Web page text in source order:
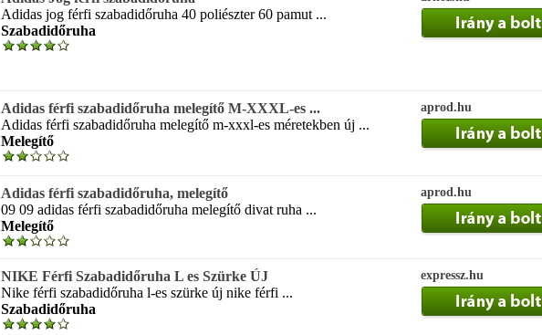
Adidas jog férfi szabadidőruha 40 poliészter 60 pamut ...
Szabadidőruha
Adidas férfi szabadidőruha melegítő M-XXXL-es ...
Adidas férfi szabadidőruha melegítő m-xxxl-es méretekben új ...
Melegítő
aprod.hu
Adidas férfi szabadidőruha, melegítő
09 09 adidas férfi szabadidőruha melegítő divat ruha ...
Melegítő
aprod.hu
NIKE Férfi Szabadidőruha L es Szürke ÚJ
Nike férfi szabadidőruha l-es szürke új nike férfi ...
Szabadidőruha
expressz.hu